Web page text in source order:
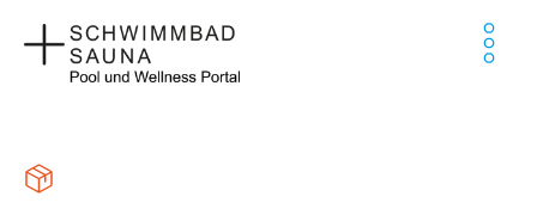
Inhalt
springen